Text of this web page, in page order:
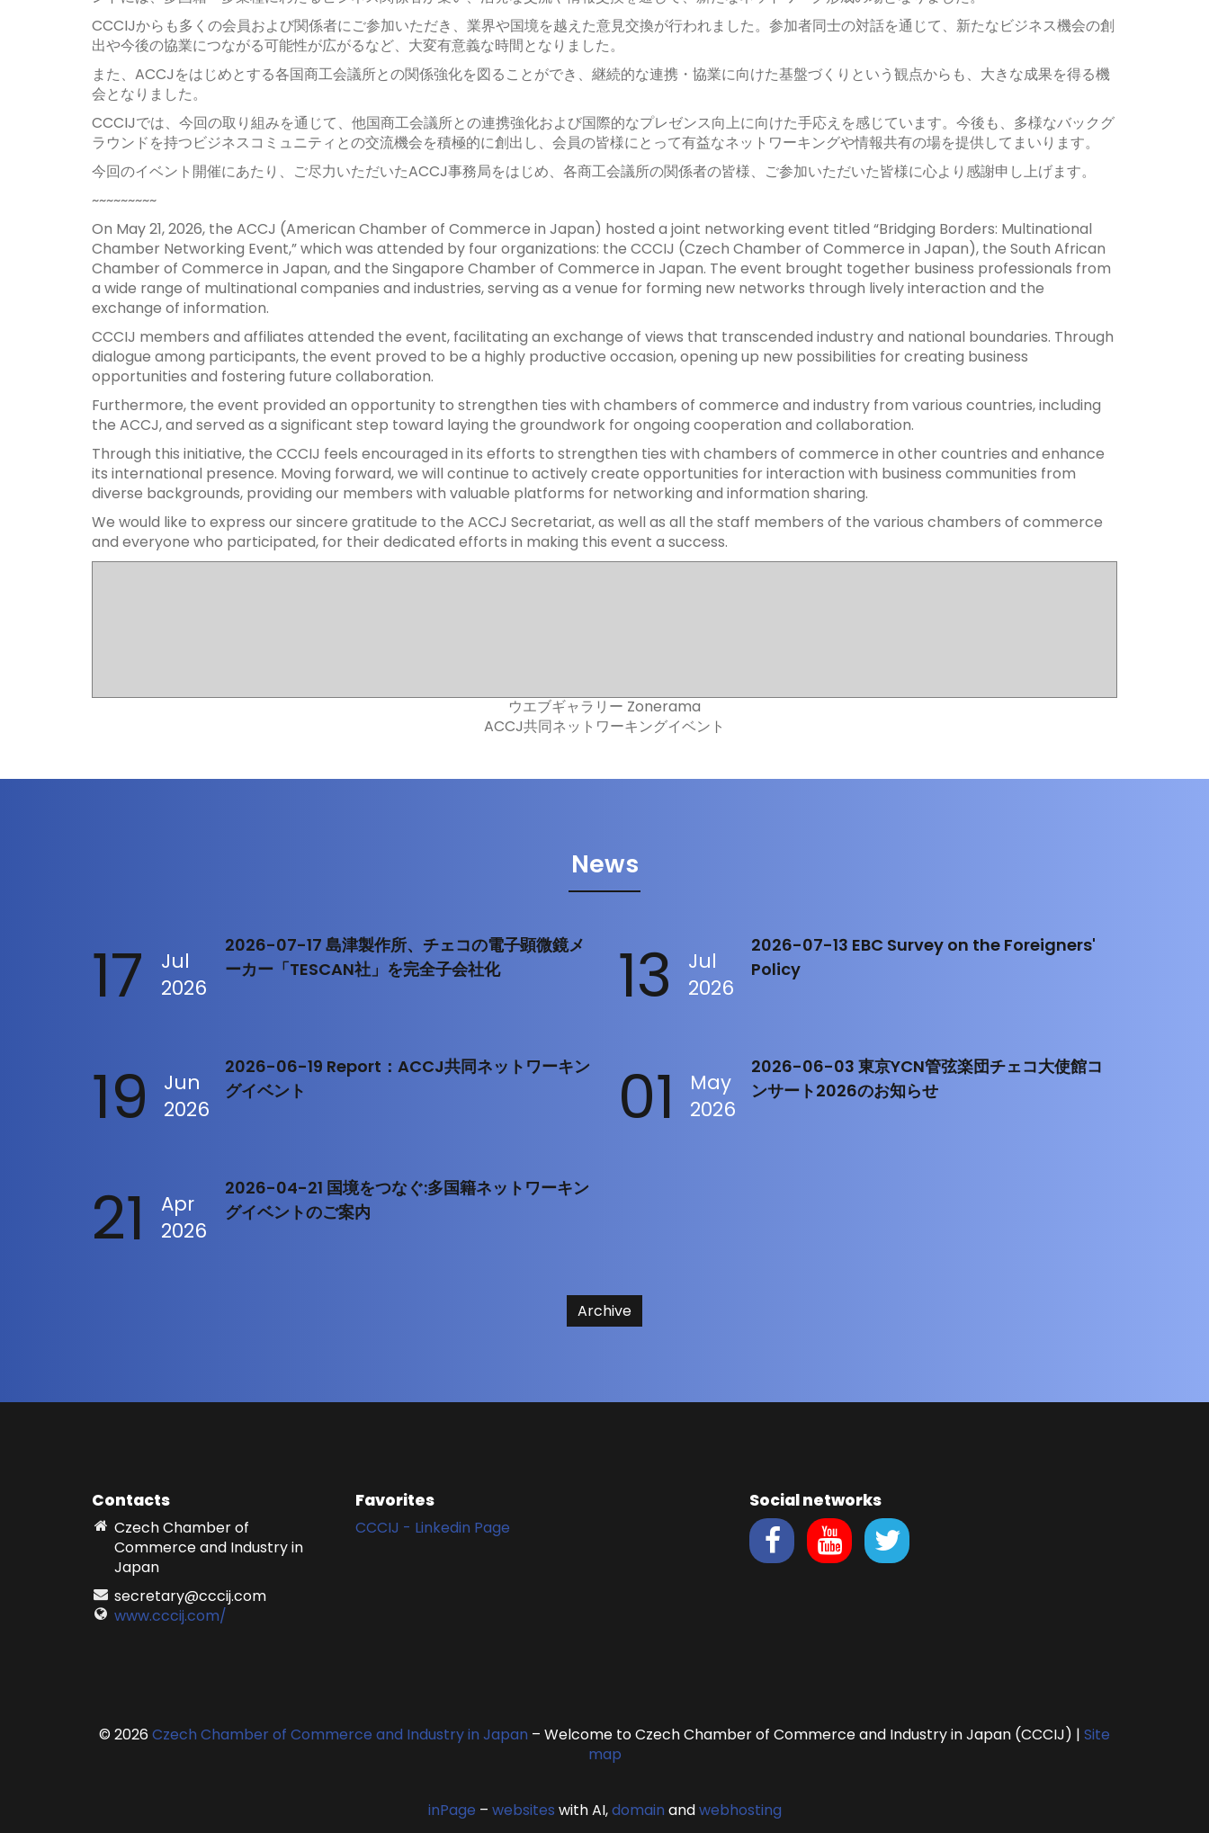
CCCIJからも多くの会員および関係者にご参加いただき、業界や国境を越えた意見交換が行われました。参加者同士の対話を通じて、新たなビジネス機会の創
出や今後の協業につながる可能性が広がるなど、大変有意義な時間となりました。
また、ACCJをはじめとする各国商工会議所との関係強化を図ることができ、継続的な連携・協業に向けた基盤づくりという観点からも、大きな成果を得る機
会となりました。
CCCIJでは、今回の取り組みを通じて、他国商工会議所との連携強化および国際的なプレゼンス向上に向けた手応えを感じています。 今後も、多様なバックグ
ラウンドを持つビジネスコミュニティとの交流機会を積極的に創出し、会員の皆様にとって有益なネットワーキングや情報共有の場を提供してまいります。
今回のイベント開催にあたり、ご尽力いただいたACCJ事務局をはじめ、各商工会議所の関係者の皆様、ご参加いただいた皆様に心より感謝申し上げます。
~~~~~~~~~
On May 21, 2026, the ACCJ (American Chamber of Commerce in Japan) hosted a joint networking event titled “Bridging Borders: Multinational
Chamber Networking Event,” which was attended by four organizations: the CCCIJ (Czech Chamber of Commerce in Japan), the South African
Chamber of Commerce in Japan, and the Singapore Chamber of Commerce in Japan. The event brought together business professionals from
a wide range of multinational companies and industries, serving as a venue for forming new networks through lively interaction and the
exchange of information.
CCCIJ members and affiliates attended the event, facilitating an exchange of views that transcended industry and national boundaries. Through
dialogue among participants, the event proved to be a highly productive occasion, opening up new possibilities for creating business
opportunities and fostering future collaboration.
Furthermore, the event provided an opportunity to strengthen ties with chambers of commerce and industry from various countries, including
the ACCJ, and served as a significant step toward laying the groundwork for ongoing cooperation and collaboration.
Through this initiative, the CCCIJ feels encouraged in its efforts to strengthen ties with chambers of commerce in other countries and enhance
its international presence. Moving forward, we will continue to actively create opportunities for interaction with business communities from
diverse backgrounds, providing our members with valuable platforms for networking and information sharing.
We would like to express our sincere gratitude to the ACCJ Secretariat, as well as all the staff members of the various chambers of commerce
and everyone who participated, for their dedicated efforts in making this event a success.
ウエブギャラリー Zonerama
ACCJ共同ネットワーキングイベント
News
17
Jul
2026
2026-07-17 島津製作所、チェコの電子顕微鏡メ
ーカー「TESCAN社」を完全子会社化
13
Jul
2026
2026-07-13 EBC Survey on the Foreigners'
Policy
19
Jun
2026
2026-06-19 Report：ACCJ共同ネットワーキン
グイベント
01
May
2026
2026-06-03 東京YCN管弦楽団チェコ大使館コ
ンサート2026のお知らせ
21
Apr
2026
2026-04-21 国境をつなぐ:多国籍ネットワーキン
グイベントのご案内
Archive
Contacts
Czech Chamber of
Commerce and Industry in
Japan
secretary@cccij.com
www.cccij.com/
Favorites
CCCIJ - Linkedin Page
Social networks
© 2026 Czech Chamber of Commerce and Industry in Japan – Welcome to Czech Chamber of Commerce and Industry in Japan (CCCIJ) | Site
map
inPage – websites with AI,domain andwebhosting